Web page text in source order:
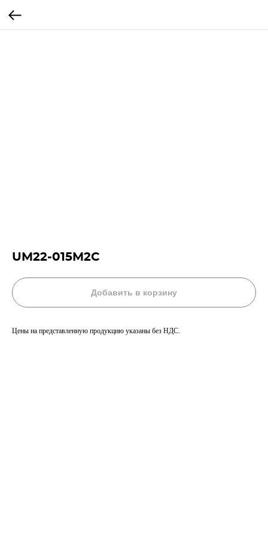
UM22-015M2C
Добавить в корзину
Цены на представленную продукцию указаны без НДС.